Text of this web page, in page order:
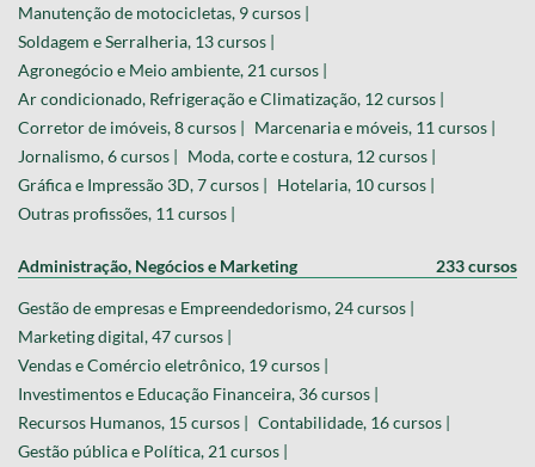
Manutenção de motocicletas, 9 cursos |
Soldagem e Serralheria, 13 cursos |
Agronegócio e Meio ambiente, 21 cursos |
Ar condicionado, Refrigeração e Climatização, 12 cursos |
Corretor de imóveis, 8 cursos | Marcenaria e móveis, 11 cursos |
Jornalismo, 6 cursos | Moda, corte e costura, 12 cursos |
Gráfica e Impressão 3D, 7 cursos | Hotelaria, 10 cursos |
Outras profissões, 11 cursos |
Administração, Negócios e Marketing 233 cursos
Gestão de empresas e Empreendedorismo, 24 cursos |
Marketing digital, 47 cursos |
Vendas e Comércio eletrônico, 19 cursos |
Investimentos e Educação Financeira, 36 cursos |
Recursos Humanos, 15 cursos | Contabilidade, 16 cursos |
Gestão pública e Política, 21 cursos |